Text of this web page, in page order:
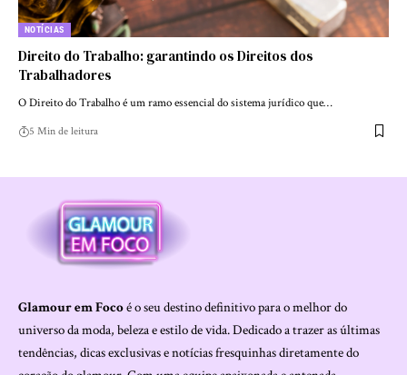
NOTÍCIAS
Direito do Trabalho: garantindo os Direitos dos
Trabalhadores
O Direito do Trabalho é um ramo essencial do sistema jurídico que…
5 Min de leitura
Glamour em Focoé o seu destino definitivo para o melhor do
universo da moda, beleza e estilo de vida. Dedicado a trazer as últimas
tendências, dicas exclusivas e notícias fresquinhas diretamente do